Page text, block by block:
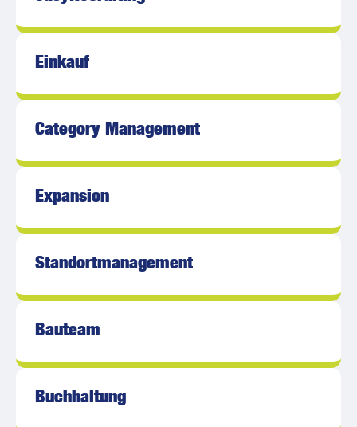
Einkauf
Category Management
Expansion
Standort­management
Bauteam
Buchhaltung